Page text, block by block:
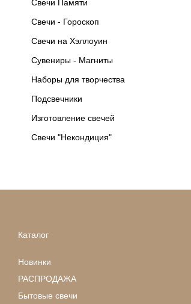
Свечи Памяти
Свечи - Гороскоп
Свечи на Хэллоуин
Сувениры - Магниты
Наборы для творчества
Подсвечники
Изготовление свечей
Свечи "Некондиция"
Каталог
Новинки
РАСПРОДАЖА
Бытовые свечи